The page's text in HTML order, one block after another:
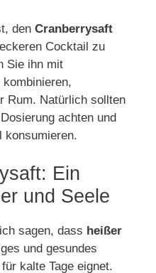
den Cranberrysaft
Cocktail zu
Sie ihn mit
Rum. Natürlich sollten
achten und
konsumieren.
Ein
und Seele
sagen, dass heißer
und gesundes
kalte Tage eignet.